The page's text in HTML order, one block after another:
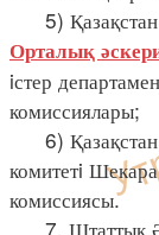
5) Қазақстан
Орталық
iстер
комиссиялары;
6) Қазақстан
комитетi
комиссиясы.
7. Штаттық